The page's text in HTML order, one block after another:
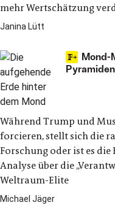
mehr Wertschätzung
Janina Lütt
Mond-
Während Trump und
forcieren, stellt sich die
Forschung oder ist es
Analyse über die
Weltraum-Elite
Michael Jäger